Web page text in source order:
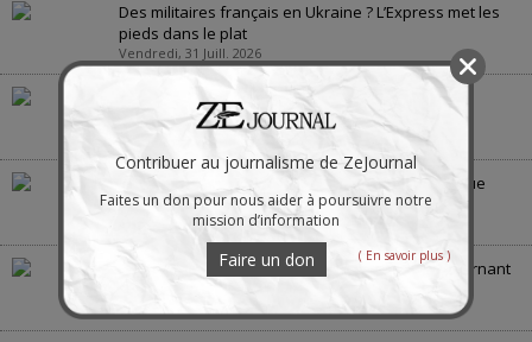
Des militaires français en Ukraine ? L’Express met les
pieds dans le plat
Vendredi, 31 Juill. 2026
Quelles seront les conséquences de la menace
européenne de voler le pétrole russe
La guerre en Ukraine : « la bataille de Crimée », vue
depuis la Crimée
Jeudi, 30 Juill. 2026
La guerre des États-Unis contre l’Iran scelle le tournant
Jeudi, 23 Juill. 2026
Contribuer au journalisme de ZeJournal
Faites un don pour nous aider à poursuivre notre
mission d’information
Faire un don ( En savoir plus )